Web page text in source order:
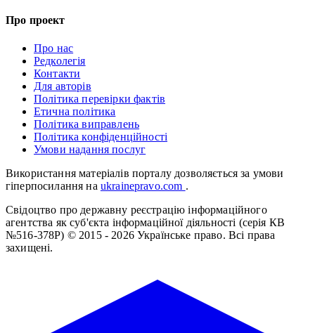
Про проект
Про нас
Редколегія
Контакти
Для авторів
Політика перевірки фактів
Етична політика
Політика виправлень
Політика конфіденційності
Умови надання послуг
Використання матеріалів порталу дозволяється за умови
гіперпосилання на ukrainepravo.com .
Свідоцтво про державну реєстрацію інформаційного
агентства як суб'єкта інформаційної діяльності (серія КВ
№516-378Р) © 2015 - 2026 Українське право. Всі права
захищені.